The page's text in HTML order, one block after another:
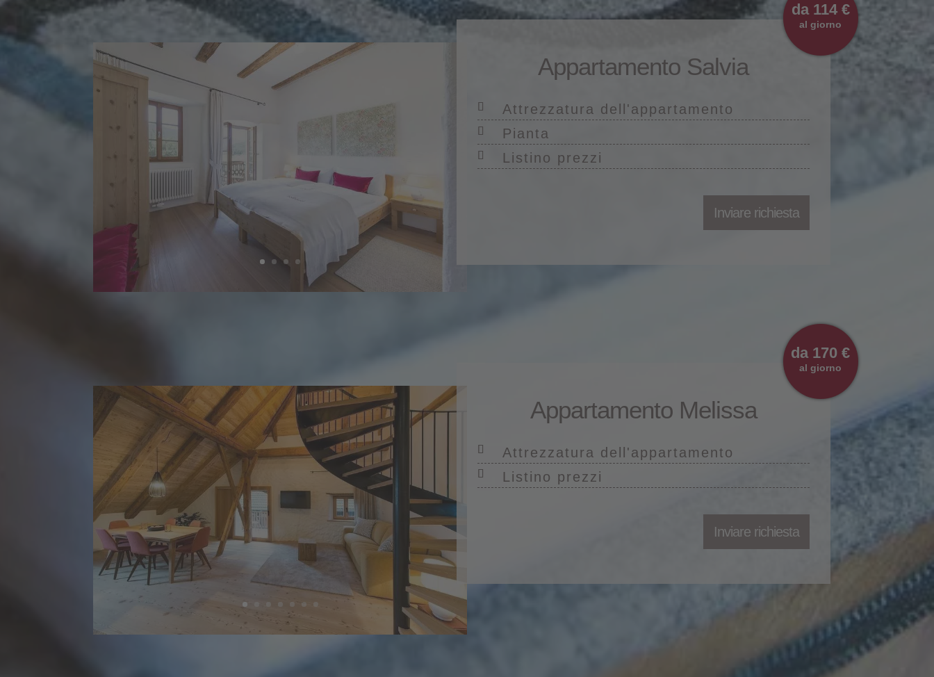
da 114 €
al giorno
Appartamento Salvia
Attrezzatura dell'appartamento
Pianta
Listino prezzi
Inviare richiesta
da 170 €
al giorno
Appartamento Melissa
Attrezzatura dell'appartamento
Listino prezzi
Inviare richiesta